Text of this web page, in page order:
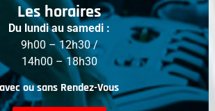
Les horaires
Du lundi au samedi :
9h00 – 12h30 /
14h00 – 18h30
avec ou sans Rendez-Vous